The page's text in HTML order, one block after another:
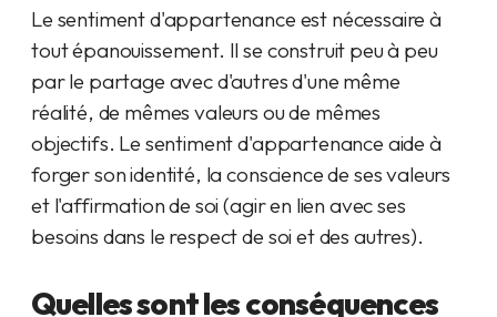
Le sentiment d'appartenance est nécessaire à
tout épanouissement. Il se construit peu à peu
par le partage avec d'autres d'une même
réalité, de mêmes valeurs ou de mêmes
objectifs. Le sentiment d'appartenance aide à
forger son identité, la conscience de ses valeurs
et l'affirmation de soi (agir en lien avec ses
besoins dans le respect de soi et des autres).
Quelles sont les conséquences